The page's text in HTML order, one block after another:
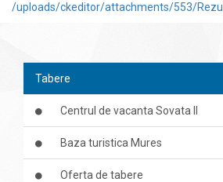
/uploads/ckeditor/attachments/553/
Tabere
Centrul de vacanta Sovata II
Baza turistica Mures
Oferta de tabere